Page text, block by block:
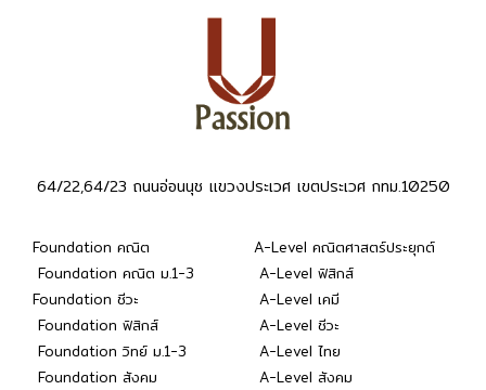
64/22,64/23 ถนนอ่อนนุช แขวงประเวศ เขตประเวศ กทม.10250
Foundation คณิต
Foundation คณิต ม.1-3
Foundation ชีวะ
Foundation ฟิสิกส์
Foundation วิทย์ ม.1-3
Foundation สังคม
A-Level คณิตศาสตร์ประยุกต์
A-Level ฟิสิกส์
A-Level เคมี
A-Level ชีวะ
A-Level ไทย
A-Level สังคม